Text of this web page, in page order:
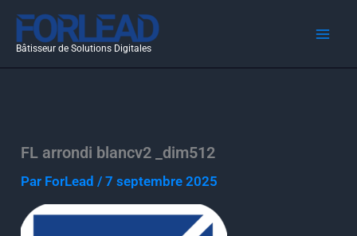
Aller
contenu
Bâtisseur de Solutions Digitales
FL arrondi blancv2 _dim512
Par ForLead/7 septembre 2025